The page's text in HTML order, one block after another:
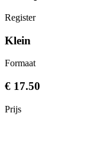
Register
Klein
Formaat
€ 17.50
Prijs